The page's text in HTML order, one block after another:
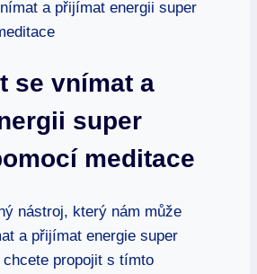
se vnímat a
super
meditace
nástroj, který nám může
a přijímat energie super
propojit s tímto